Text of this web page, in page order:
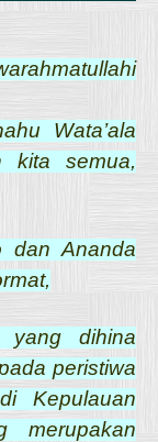
Wata’ala
kita semua,
dan Ananda
yang dihina
peristiwa
Kepulauan
merupakan